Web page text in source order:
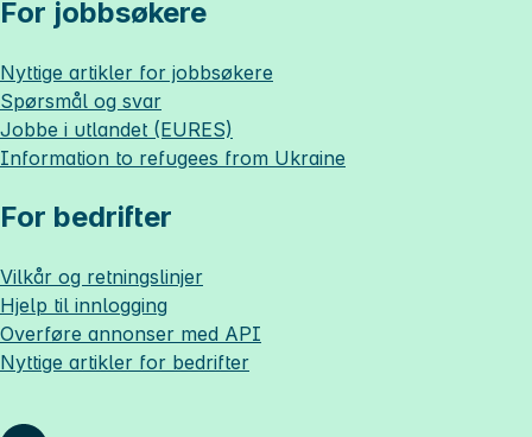
For jobbsøkere
Nyttige artikler for jobbsøkere
Spørsmål og svar
Jobbe i utlandet (EURES)
Information to refugees from Ukraine
For bedrifter
Vilkår og retningslinjer
Hjelp til innlogging
Overføre annonser med API
Nyttige artikler for bedrifter